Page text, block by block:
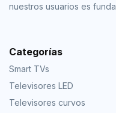
nuestros usuarios es
Categorías
Smart TVs
Televisores LED
Televisores curvos